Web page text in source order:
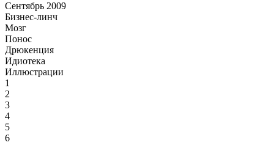
Сентябрь 2009
Бизнес-линч
Мозг
Понос
Дрюкенция
Идиотека
Иллюстрации
1
2
3
4
5
6